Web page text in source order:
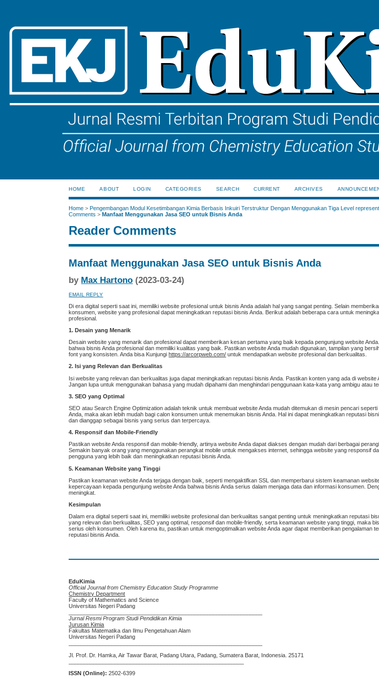
HOME ABOUT LOGIN CATEGORIES SEARCH CURRENT ARCHIVES
Home >Pengembangan Modul Kesetimbangan Kimia Berbasis Inkuiri Terstruktur Dengan Menggunakan Tiga Level
Comments >Manfaat Menggunakan Jasa SEO untuk Bisnis Anda
Reader Comments
Manfaat Menggunakan Jasa SEO untuk Bisnis Anda
by Max Hartono (2023-03-24)
EMAIL REPLY
Di era digital seperti saat ini, memiliki website profesional untuk bisnis Anda adalah hal yang sangat penting. Selain
konsumen, website yang profesional dapat meningkatkan reputasi bisnis Anda. Berikut adalah beberapa cara untuk
profesional.
1. Desain yang Menarik
Desain website yang menarik dan profesional dapat memberikan kesan pertama yang baik kepada pengunjung website
bahwa bisnis Anda profesional dan memiliki kualitas yang baik. Pastikan website Anda mudah digunakan, tampilan yang
font yang konsisten. Anda bisa Kunjungi https://arcorpweb.com/ untuk mendapatkan website profesional dan berkualitas.
2. Isi yang Relevan dan Berkualitas
Isi website yang relevan dan berkualitas juga dapat meningkatkan reputasi bisnis Anda. Pastikan konten yang ada di website
Jangan lupa untuk menggunakan bahasa yang mudah dipahami dan menghindari penggunaan kata-kata yang ambigu atau
3. SEO yang Optimal
SEO atau Search Engine Optimization adalah teknik untuk membuat website Anda mudah ditemukan di mesin pencari
Anda, maka akan lebih mudah bagi calon konsumen untuk menemukan bisnis Anda. Hal ini dapat meningkatkan reputasi
dan dianggap sebagai bisnis yang serius dan terpercaya.
4. Responsif dan Mobile-Friendly
Pastikan website Anda responsif dan mobile-friendly, artinya website Anda dapat diakses dengan mudah dari berbagai
Semakin banyak orang yang menggunakan perangkat mobile untuk mengakses internet, sehingga website yang responsif
pengguna yang lebih baik dan meningkatkan reputasi bisnis Anda.
5. Keamanan Website yang Tinggi
Pastikan keamanan website Anda terjaga dengan baik, seperti mengaktifkan SSL dan memperbarui sistem keamanan
kepercayaan kepada pengunjung website Anda bahwa bisnis Anda serius dalam menjaga data dan informasi konsumen.
meningkat.
Kesimpulan
Dalam era digital seperti saat ini, memiliki website profesional dan berkualitas sangat penting untuk meningkatkan reputasi
yang relevan dan berkualitas, SEO yang optimal, responsif dan mobile-friendly, serta keamanan website yang tinggi, maka
serius oleh konsumen. Oleh karena itu, pastikan untuk mengoptimalkan website Anda agar dapat memberikan pengalaman
reputasi bisnis Anda.
EduKimia
Official Journal from Chemistry Education Study Programme
Chemistry Department
Faculty of Mathematics and Science
Universitas Negeri Padang
Jurnal Resmi Program Studi Pendidikan Kimia
Jurusan Kimia
Fakultas Matematika dan Ilmu Pengetahuan Alam
Universitas Negeri Padang
Jl. Prof. Dr. Hamka, Air Tawar Barat, Padang Utara, Padang, Sumatera Barat, Indonesia. 25171
ISSN (Online): 2502-6399